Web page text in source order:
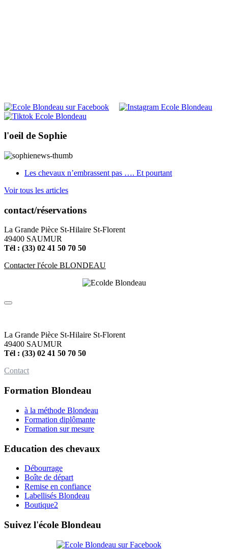
l'oeil de Sophie
Les chevaux n’embrassent pas …. Et pourtant
Voir tous les articles
contact/réservations
La Grande Pièce St-Hilaire St-Florent
49400 SAUMUR
Tél : (33) 02 41 50 70 50
Contacter l'école BLONDEAU
La Grande Pièce St-Hilaire St-Florent
49400 SAUMUR
Tél : (33) 02 41 50 70 50
Contact
Formation Blondeau
à la méthode Blondeau
Formation diplômante
Formation sur mesure
Education des chevaux
Débourrage
Boîte de départ
Remise en confiance
Labellisés Blondeau
Boutique2
Suivez l'école Blondeau